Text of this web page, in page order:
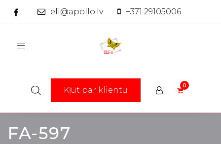
eli@apollo.lv +371 29105006
Toggle
Kļūt par klientu
FA-597